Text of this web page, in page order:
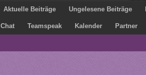
Aktuelle Beiträge Ungelesene Beiträge
Chat Teamspeak Kalender Partner